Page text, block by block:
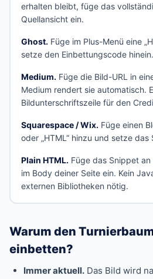
erhalten bleibt, füge das
Quellansicht ein.
Ghost. Füge im Plus-Menü eine
setze den Einbettungscode hinein.
Medium. Füge die Bild-URL in
Medium rendert sie automatisch.
Bildunterschriftszeile für den
Squarespace / Wix. Füge einen
oder „HTML“ hinzu und setze das
Plain HTML. Füge das Snippet
im Body deiner Seite ein. Kein
externen Bibliotheken nötig.
Warum den
einbetten?
Immer aktuell. Das Bild wird